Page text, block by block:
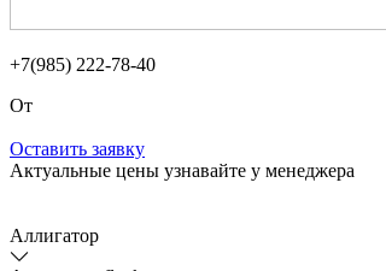
+7(985) 222-78-40
От
Оставить заявку
Актуальные цены узнавайте у менеджера
Аллигатор